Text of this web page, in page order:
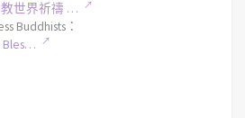
教世界祈禱 …
Buddhists：
Bles…